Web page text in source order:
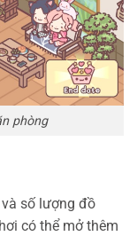
phòng
số lượng đồ
có thể mở thêm